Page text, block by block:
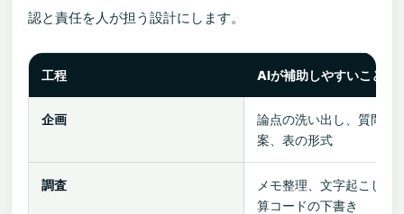
認と責任を人が担う設計にします。
工程 AIが補助しやすいこと
企画
論点の洗い出し、質問案
案、表の形式
調査
メモ整理、文字起こし、
算コードの下書き